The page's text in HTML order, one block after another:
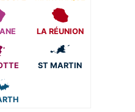
LA RÉUNION
ST MARTIN